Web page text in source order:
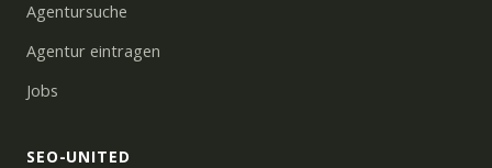
Agentursuche
Agentur eintragen
Jobs
SEO-UNITED